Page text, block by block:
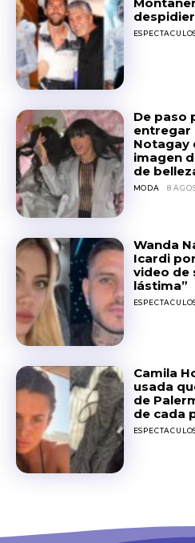
De paso
entregar
Notagay
imagen
de
MODA 8
Wanda
Icardi
video de
lástima”
Camila
usada
de
de cada